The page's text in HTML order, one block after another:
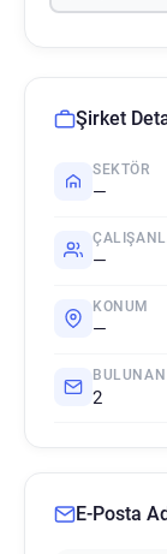
Şirket
SEKTÖR
—
—
KONUM
—
2
E-Posta